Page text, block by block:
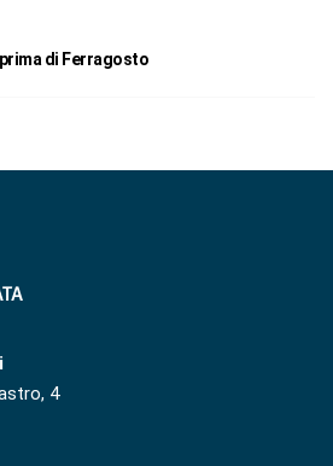
di Ferragosto
4